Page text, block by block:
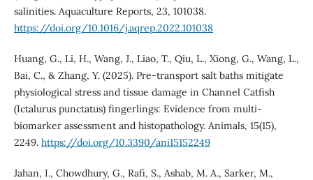
salinities. Aquaculture Reports, 23, 101038.
https://doi.org/10.1016/j.aqrep.2022.101038
Huang, G., Li, H., Wang, J., Liao, T., Qiu, L., Xiong, G., Wang, L.,
Bai, C., & Zhang, Y. (2025). Pre-transport salt baths mitigate
physiological stress and tissue damage in Channel Catfish
(Ictalurus punctatus) fingerlings: Evidence from multi-
biomarker assessment and histopathology. Animals, 15(15),
2249. https://doi.org/10.3390/ani15152249
Jahan, I., Chowdhury, G., Rafi, S., Ashab, M. A., Sarker, M.,